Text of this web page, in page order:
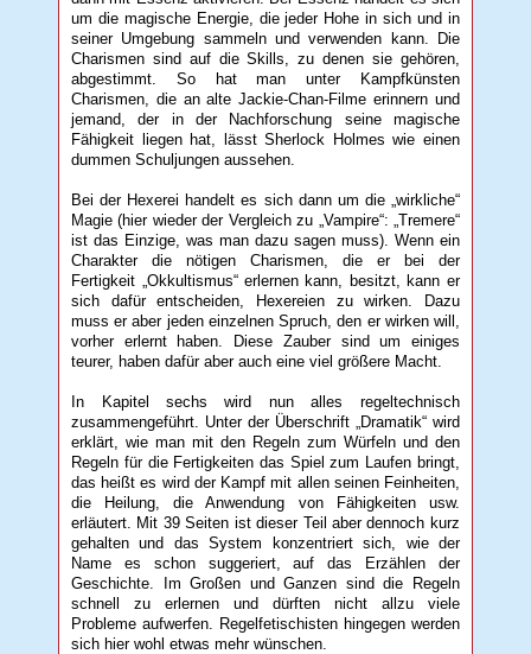
um die magische Energie, die jeder Hohe in sich und in
seiner Umgebung sammeln und verwenden kann. Die
Charismen sind auf die Skills, zu denen sie gehören,
abgestimmt. So hat man unter Kampfkünsten
Charismen, die an alte Jackie-Chan-Filme erinnern und
jemand, der in der Nachforschung seine magische
Fähigkeit liegen hat, lässt Sherlock Holmes wie einen
dummen Schuljungen aussehen.
Bei der Hexerei handelt es sich dann um die „wirkliche“
Magie (hier wieder der Vergleich zu „Vampire“: „Tremere“
ist das Einzige, was man dazu sagen muss). Wenn ein
Charakter die nötigen Charismen, die er bei der
Fertigkeit „Okkultismus“ erlernen kann, besitzt, kann er
sich dafür entscheiden, Hexereien zu wirken. Dazu
muss er aber jeden einzelnen Spruch, den er wirken will,
vorher erlernt haben. Diese Zauber sind um einiges
teurer, haben dafür aber auch eine viel größere Macht.
In Kapitel sechs wird nun alles regeltechnisch
zusammengeführt. Unter der Überschrift „Dramatik“ wird
erklärt, wie man mit den Regeln zum Würfeln und den
Regeln für die Fertigkeiten das Spiel zum Laufen bringt,
das heißt es wird der Kampf mit allen seinen Feinheiten,
die Heilung, die Anwendung von Fähigkeiten usw.
erläutert. Mit 39 Seiten ist dieser Teil aber dennoch kurz
gehalten und das System konzentriert sich, wie der
Name es schon suggeriert, auf das Erzählen der
Geschichte. Im Großen und Ganzen sind die Regeln
schnell zu erlernen und dürften nicht allzu viele
Probleme aufwerfen. Regelfetischisten hingegen werden
sich hier wohl etwas mehr wünschen.